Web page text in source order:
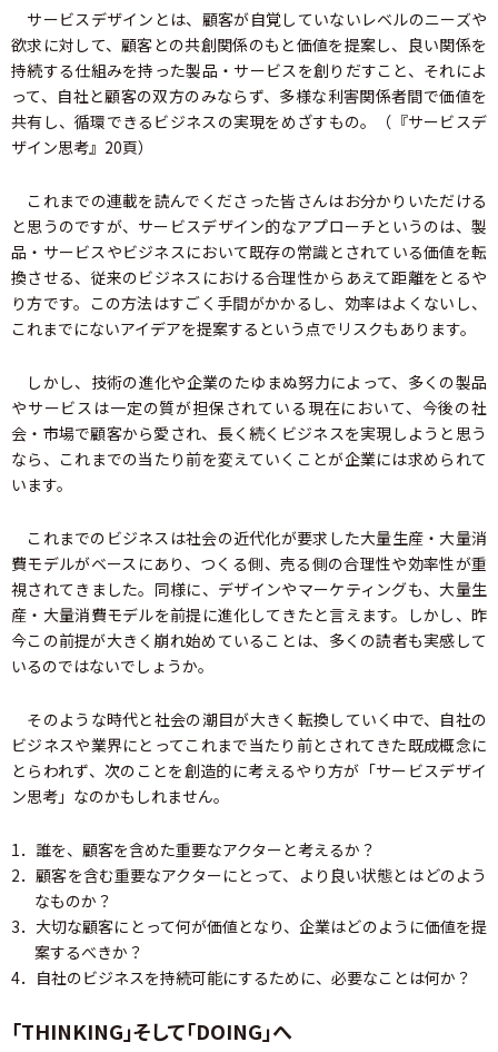
サービスデザインとは、顧客が自覚していないレベルのニーズや
欲求に対して、顧客との共創関係のもと価値を提案し、良い関係を
持続する仕組みを持った製品・サービスを創りだすこと、それによ
って、自社と顧客の双方のみならず、多様な利害関係者間で価値を
共有し、循環できるビジネスの実現をめざすもの。（『サービスデ
ザイン思考』20頁）
これまでの連載を読んでくださった皆さんはお分かりいただける
と思うのですが、サービスデザイン的なアプローチというのは、製
品・サービスやビジネスにおいて既存の常識とされている価値を転
換させる、従来のビジネスにおける合理性からあえて距離をとるや
り方です。この方法はすごく手間がかかるし、効率はよくないし、
これまでにないアイデアを提案するという点でリスクもあります。
しかし、技術の進化や企業のたゆまぬ努力によって、多くの製品
やサービスは一定の質が担保されている現在において、今後の社
会・市場で顧客から愛され、長く続くビジネスを実現しようと思う
なら、これまでの当たり前を変えていくことが企業には求められて
います。
これまでのビジネスは社会の近代化が要求した大量生産・大量消
費モデルがベースにあり、つくる側、売る側の合理性や効率性が重
視されてきました。同様に、デザインやマーケティングも、大量生
産・大量消費モデルを前提に進化してきたと言えます。しかし、昨
今この前提が大きく崩れ始めていることは、多くの読者も実感して
いるのではないでしょうか。
そのような時代と社会の潮目が大きく転換していく中で、自社の
ビジネスや業界にとってこれまで当たり前とされてきた既成概念に
とらわれず、次のことを創造的に考えるやり方が「サービスデザイ
ン思考」なのかもしれません。
1．誰を、顧客を含めた重要なアクターと考えるか？
2．顧客を含む重要なアクターにとって、より良い状態とはどのよう
なものか？
3．大切な顧客にとって何が価値となり、企業はどのように価値を提
案するべきか？
4．自社のビジネスを持続可能にするために、必要なことは何か？
「THINKING」そして「DOING」へ